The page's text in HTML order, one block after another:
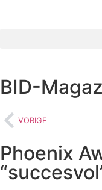
BID-
VORIGE
Phoenix